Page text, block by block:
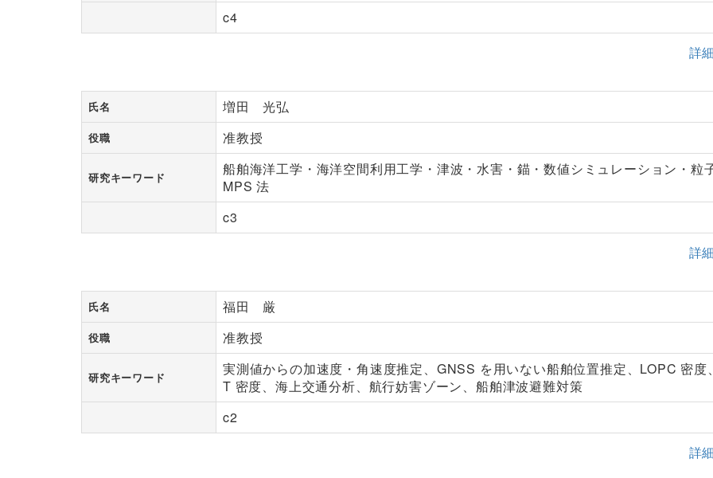
c4
詳
氏名 増田 光弘
役職 准教授
研究キーワード
船舶海洋工学・海洋空間利用工学・津波・水害・錨・数値シミュレーション・粒
MPS 法
c3
詳
氏名 福田 厳
役職 准教授
研究キーワード
実測値からの加速度・角速度推定、GNSS を用いない船舶位置推定、LOPC 密度
T 密度、海上交通分析、航行妨害ゾーン、船舶津波避難対策
c2
詳